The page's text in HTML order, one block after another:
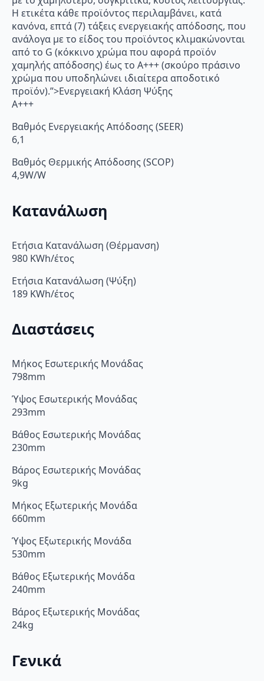
Η ετικέτα κάθε προϊόντος περιλαμβάνει, κατά
κανόνα, επτά (7) τάξεις ενεργειακής απόδοσης, που
ανάλογα με το είδος του προϊόντος κλιμακώνονται
από το G (κόκκινο χρώμα που αφορά προϊόν
χαμηλής απόδοσης) έως το Α+++ (σκούρο πράσινο
χρώμα που υποδηλώνει ιδιαίτερα αποδοτικό
προϊόν).”>Ενεργειακή Κλάση Ψύξης
A+++
Βαθμός Ενεργειακής Απόδοσης (SEER)
6,1
Βαθμός Θερμικής Απόδοσης (SCOP)
4,9W/W
Κατανάλωση
Ετήσια Κατανάλωση (Θέρμανση)
980 KWh/έτος
Ετήσια Κατανάλωση (Ψύξη)
189 KWh/έτος
Διαστάσεις
Μήκος Εσωτερικής Μονάδας
798mm
Ύψος Εσωτερικής Μονάδας
293mm
Βάθος Εσωτερικής Μονάδας
230mm
Βάρος Εσωτερικής Μονάδας
9kg
Μήκος Εξωτερικής Μονάδα
660mm
Ύψος Εξωτερικής Μονάδα
530mm
Βάθος Εξωτερικής Μονάδα
240mm
Βάρος Εξωτερικής Μονάδας
24kg
Γενικά